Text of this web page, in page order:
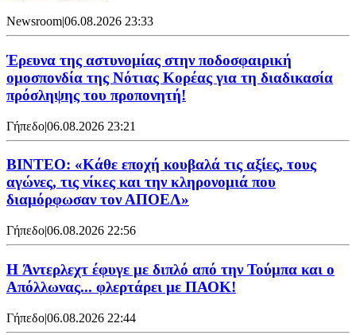
Newsroom|06.08.2026 23:33
Έρευνα της αστυνομίας στην ποδοσφαιρική
ομοσπονδία της Νότιας Κορέας για τη διαδικασία
πρόσληψης του προπονητή!
Γήπεδο|06.08.2026 23:21
ΒΙΝΤΕΟ: «Κάθε εποχή κουβαλά τις αξίες, τους
αγώνες, τις νίκες και την κληρονομιά που
διαμόρφωσαν τον ΑΠΟΕΛ»
Γήπεδο|06.08.2026 22:56
H Άντερλεχτ έφυγε με διπλό από την Τούμπα και ο
Απόλλωνας... φλερτάρει με ΠΑΟΚ!
Γήπεδο|06.08.2026 22:44